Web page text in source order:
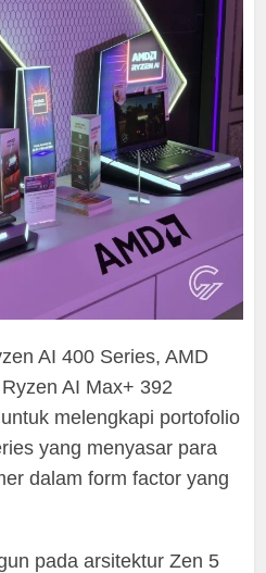
AI 400 Series, AMD
AI Max+ 392
melengkapi portofolio
yang menyasar para
dalam form factor yang
pada arsitektur Zen 5